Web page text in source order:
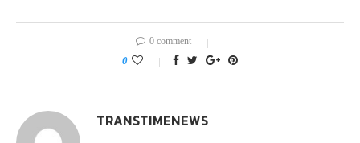
0 comment
0
TRANSTIMENEWS